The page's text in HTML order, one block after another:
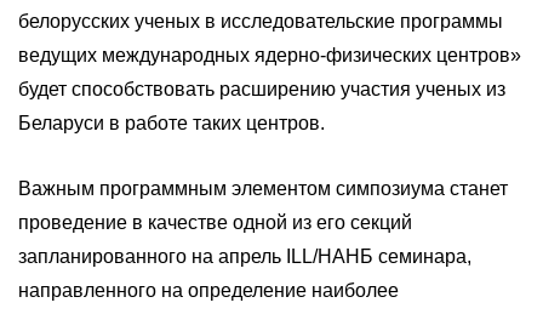
белорусских ученых в исследовательские программы
ведущих международных ядерно-физических центров»
будет способствовать расширению участия ученых из
Беларуси в работе таких центров.
Важным программным элементом симпозиума станет
проведение в качестве одной из его секций
запланированного на апрель ILL/НАНБ семинара,
направленного на определение наиболее